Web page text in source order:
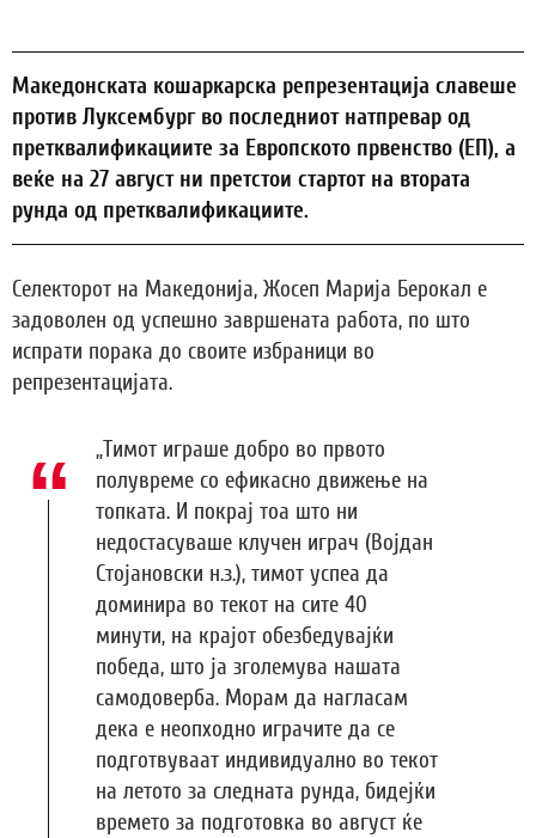
Македонската кошаркарска репрезентација славеше
против Луксембург во последниот натпревар од
претквалификациите за Европското првенство (ЕП), а
веќе на 27 август ни претстои стартот на втората
рунда од претквалификациите.
Селекторот на Македонија, Жосеп Марија Берокал е
задоволен од успешно завршената работа, по што
испрати порака до своите избраници во
репрезентацијата.
„Тимот играше добро во првото
полувреме со ефикасно движење на
топката. И покрај тоа што ни
недостасуваше клучен играч (Војдан
Стојановски н.з.), тимот успеа да
доминира во текот на сите 40
минути, на крајот обезбедувајќи
победа, што ја зголемува нашата
самодоверба. Морам да нагласам
дека е неопходно играчите да се
подготвуваат индивидуално во текот
на летото за следната рунда, бидејќи
времето за подготовка во август ќе